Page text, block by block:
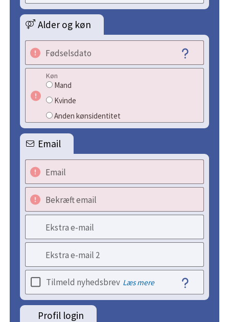
Alder og køn
Fødselsdato
Køn
Mand
Kvinde
Anden kønsidentitet
Email
Email
Bekræft email
Ekstra e-mail
Ekstra e-mail 2
Tilmeld nyhedsbrev Læs mere
Profil login